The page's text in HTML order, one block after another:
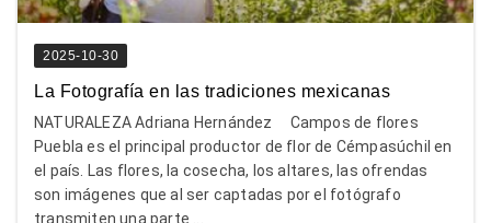
2025-10-30
La Fotografía en las tradiciones mexicanas
NATURALEZA Adriana Hernández Campos de flores
Puebla es el principal productor de flor de Cémpasúchil en
el país. Las flores, la cosecha, los altares, las ofrendas
son imágenes que al ser captadas por el fotógrafo
transmiten una parte ...